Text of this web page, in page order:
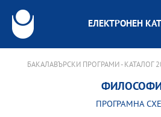
ЕЛЕКТРОНЕН
БАКАЛАВЪРСКИ ПРОГРАМИ - КАТАЛОГ
ПРОГРАМНА